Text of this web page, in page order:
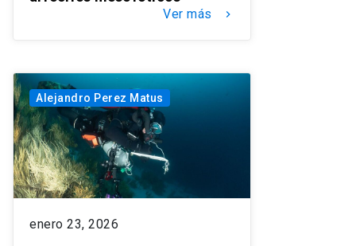
Ver más keyboard_arrow_right
Alejandro Perez Matus
enero 23, 2026